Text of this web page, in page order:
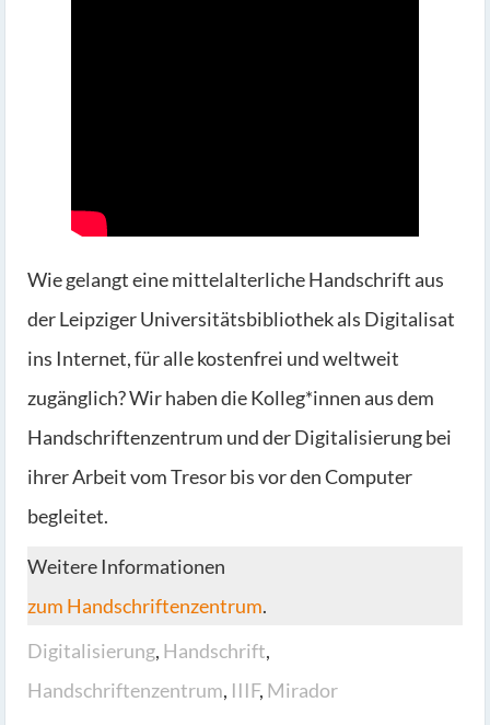
Wie gelangt eine mittelalterliche Handschrift aus
der Leipziger Universitätsbibliothek als Digitalisat
ins Internet, für alle kostenfrei und weltweit
zugänglich? Wir haben die Kolleg*innen aus dem
Handschriftenzentrum und der Digitalisierung bei
ihrer Arbeit vom Tresor bis vor den Computer
begleitet.
Weitere Informationen
zum Handschriftenzentrum.
Digitalisierung, Handschrift,
Handschriftenzentrum, IIIF, Mirador